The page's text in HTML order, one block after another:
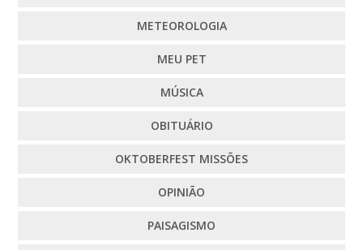
METEOROLOGIA
MEU PET
MÚSICA
OBITUÁRIO
OKTOBERFEST MISSÕES
OPINIÃO
PAISAGISMO